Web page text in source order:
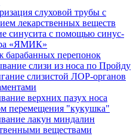
слуховой трубы с
лекарственных веществ
синусита с помощью синус-
«ЯМИК»
барабанных перепонок
слизи из носа по Пройду
слизистой ЛОР-органов
верхних пазух носа
перемещения "кукушка"
лакун миндалин
веществами